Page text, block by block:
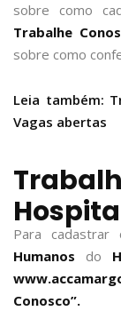
sobre como
Trabalhe
sobre como
Leia também:
Vagas abertas
Para
Humanos do
Conosco”.